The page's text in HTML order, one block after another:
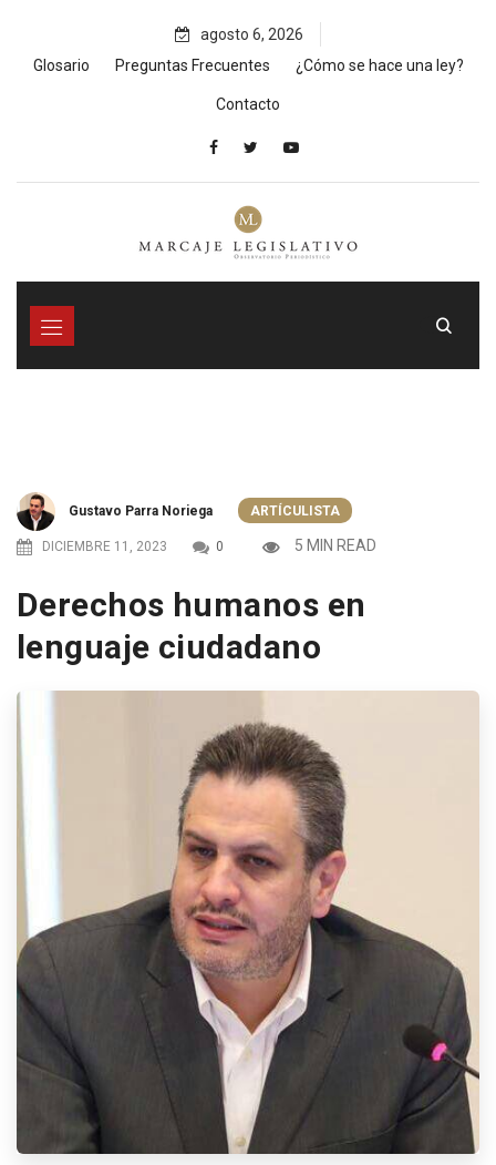
content
agosto 6, 2026
Glosario
Preguntas Frecuentes ¿Cómo se hace una ley?
Contacto
Gustavo Parra Noriega ARTÍCULISTA
DICIEMBRE 11, 2023 0 5 MIN READ
Derechos humanos en
lenguaje ciudadano